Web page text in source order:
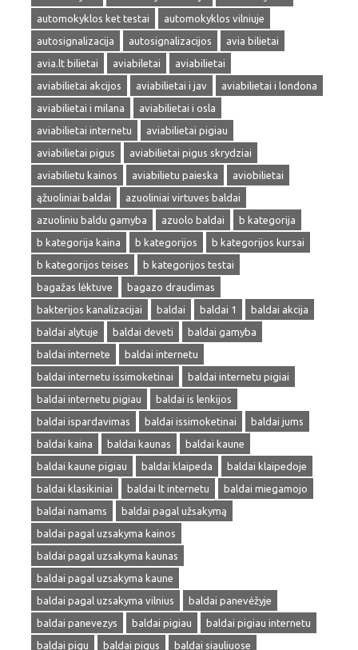
automokyklos ket testai
automokyklos vilniuje
autosignalizacija
autosignalizacijos
avia bilietai
avia.lt bilietai
aviabiletai
aviabilietai
aviabilietai akcijos
aviabilietai i jav
aviabilietai i londona
aviabilietai i milana
aviabilietai i osla
aviabilietai internetu
aviabilietai pigiau
aviabilietai pigus
aviabilietai pigus skrydziai
aviabilietu kainos
aviabilietu paieska
aviobilietai
ąžuoliniai baldai
azuoliniai virtuves baldai
azuoliniu baldu gamyba
azuolo baldai
b kategorija
b kategorija kaina
b kategorijos
b kategorijos kursai
b kategorijos teises
b kategorijos testai
bagažas lėktuve
bagazo draudimas
bakterijos kanalizacijai
baldai baldai 1
baldai akcija
baldai alytuje
baldai deveti
baldai gamyba
baldai internete
baldai internetu
baldai internetu issimoketinai
baldai internetu pigiai
baldai internetu pigiau
baldai is lenkijos
baldai ispardavimas
baldai issimoketinai
baldai jums
baldai kaina
baldai kaunas
baldai kaune
baldai kaune pigiau
baldai klaipeda
baldai klaipedoje
baldai klasikiniai
baldai lt internetu
baldai miegamojo
baldai namams
baldai pagal užsakymą
baldai pagal uzsakyma kainos
baldai pagal uzsakyma kaunas
baldai pagal uzsakyma kaune
baldai pagal uzsakyma vilnius
baldai panevėžyje
baldai panevezys
baldai pigiau
baldai pigiau internetu
baldai pigu
baldai pigus baldai siauliuose